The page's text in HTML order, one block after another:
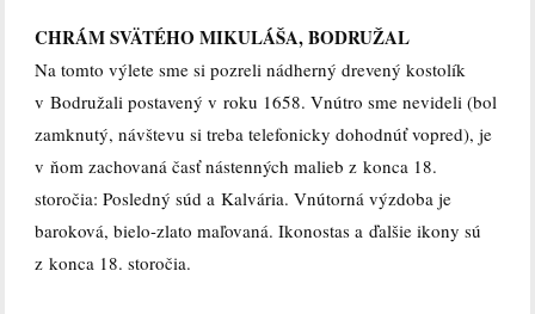
CHRÁM SVÄTÉHO MIKULÁŠA, BODRUŽAL
Na tomto výlete sme si pozreli nádherný drevený kostolík
v Bodružali postavený v roku 1658. Vnútro sme nevideli (bol
zamknutý, návštevu si treba telefonicky dohodnúť vopred), je
v ňom zachovaná časť nástenných malieb z konca 18.
storočia: Posledný súd a Kalvária. Vnútorná výzdoba je
baroková, bielo-zlato maľovaná. Ikonostas a ďalšie ikony sú
z konca 18. storočia.